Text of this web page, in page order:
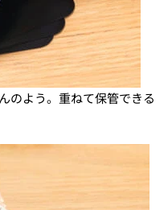
のよう。重ねて保管できる